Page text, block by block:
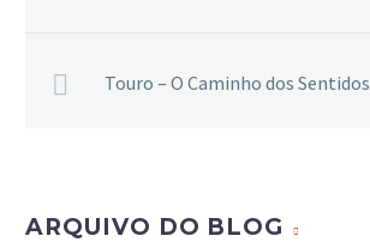
Touro – O Caminho dos Sentidos
ARQUIVO DO BLOG